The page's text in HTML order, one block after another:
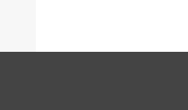
b dI A